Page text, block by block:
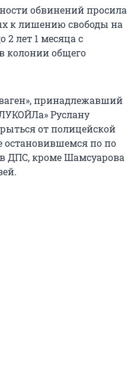
обвинений просила
к лишению свободы на
2 лет 1 месяца с
колонии общего
принадлежавший
Руслану
от полицейской
остановившемся по по
ДПС, кроме Шамсуарова